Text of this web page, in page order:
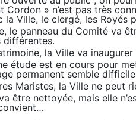
Cordon » n’est pas très
Ville, le clergé, les Royés
le panneau du Comité va
différentes.
la Ville va
étude est en cours pour
permanent semble
Maristes, la Ville ne peut
être nettoyée, mais elle